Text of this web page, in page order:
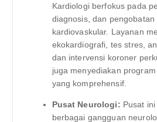
Kardiologi berfokus pada
diagnosis, dan pengobatan
kardiovaskular. Layanan
ekokardiografi, tes stres,
dan intervensi koroner
juga menyediakan
yang komprehensif.
Pusat Neurologi: Pusat
berbagai gangguan